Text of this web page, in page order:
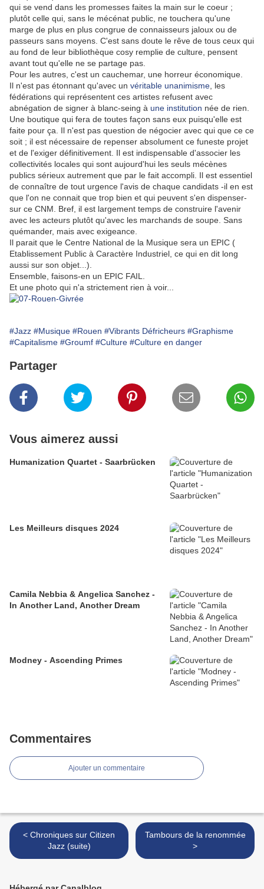
qui se vend dans les promesses faites la main sur le coeur ;
plutôt celle qui, sans le mécénat public, ne touchera qu'une
marge de plus en plus congrue de connaisseurs jaloux ou de
passeurs sans moyens. C'est sans doute le rêve de tous ceux qui
au fond de leur bibliothèque cosy remplie de culture, pensent
avant tout qu'elle ne se partage pas.
Pour les autres, c'est un cauchemar, une horreur économique.
Il n'est pas étonnant qu'avec un véritable unanimisme , les
fédérations qui représentent ces artistes refusent avec
abnégation de signer à blanc-seing à une institution née de rien.
Une boutique qui fera de toutes façon sans eux puisqu'elle est
faite pour ça. Il n'est pas question de négocier avec qui que ce ce
soit ; il est nécessaire de repenser absolument ce funeste projet
et de l'exiger définitivement. Il est indispensable d'associer les
collectivités locales qui sont aujourd'hui les seuls mécènes
publics sérieux autrement que par le fait accompli. Il est essentiel
de connaître de tout urgence l'avis de chaque candidats -il en est
que l'on ne connait que trop bien et qui peuvent s'en dispenser-
sur ce CNM. Bref, il est largement temps de construire l'avenir
avec les acteurs plutôt qu'avec les marchands de soupe. Sans
quémander, mais avec exigeance.
Il parait que le Centre National de la Musique sera un EPIC (
Etablissement Public à Caractère Industriel, ce qui en dit long
aussi sur son objet...).
Ensemble, faisons-en un EPIC FAIL.
Et une photo qui n'a strictement rien à voir...
#Jazz #Musique #Rouen #Vibrants Défricheurs #Graphisme
#Capitalisme #Groumf #Culture #Culture en danger
Partager
Vous aimerez aussi
Humanization Quartet - Saarbrücken
Les Meilleurs disques 2024
Camila Nebbia & Angelica Sanchez -
In Another Land, Another Dream
Modney - Ascending Primes
Commentaires
Ajouter un commentaire
< Chroniques sur Citizen
Jazz (suite)
Tambours de la renommée
>